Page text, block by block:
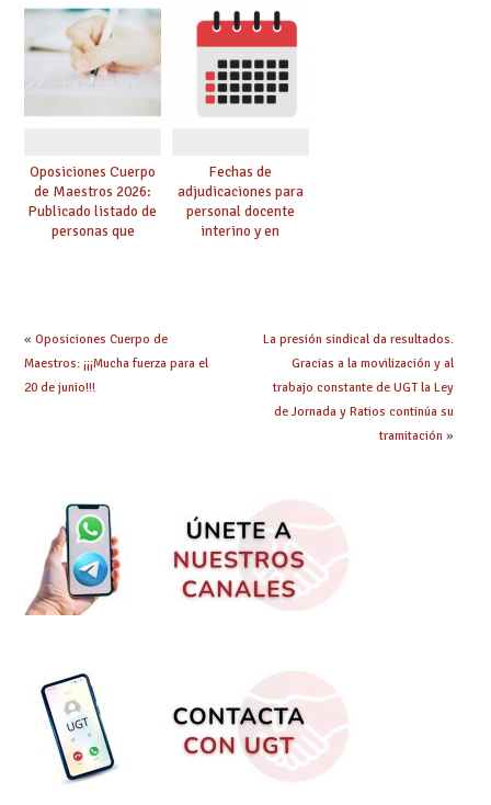
Cuerpo de Maestros
de especialidades
convocadas a
oposición
de manera
telemática, sin exigir
presencialidad en el
centro
Oposiciones Cuerpo
de Maestros 2026:
Publicado listado de
personas que
Fechas de
adjudicaciones para
personal docente
interino y en
« Oposiciones Cuerpo de
Maestros: ¡¡¡Mucha fuerza para el
20 de junio!!!
La presión sindical da resultados.
Gracias a la movilización y al
trabajo constante de UGT la Ley
de Jornada y Ratios continúa su
tramitación »